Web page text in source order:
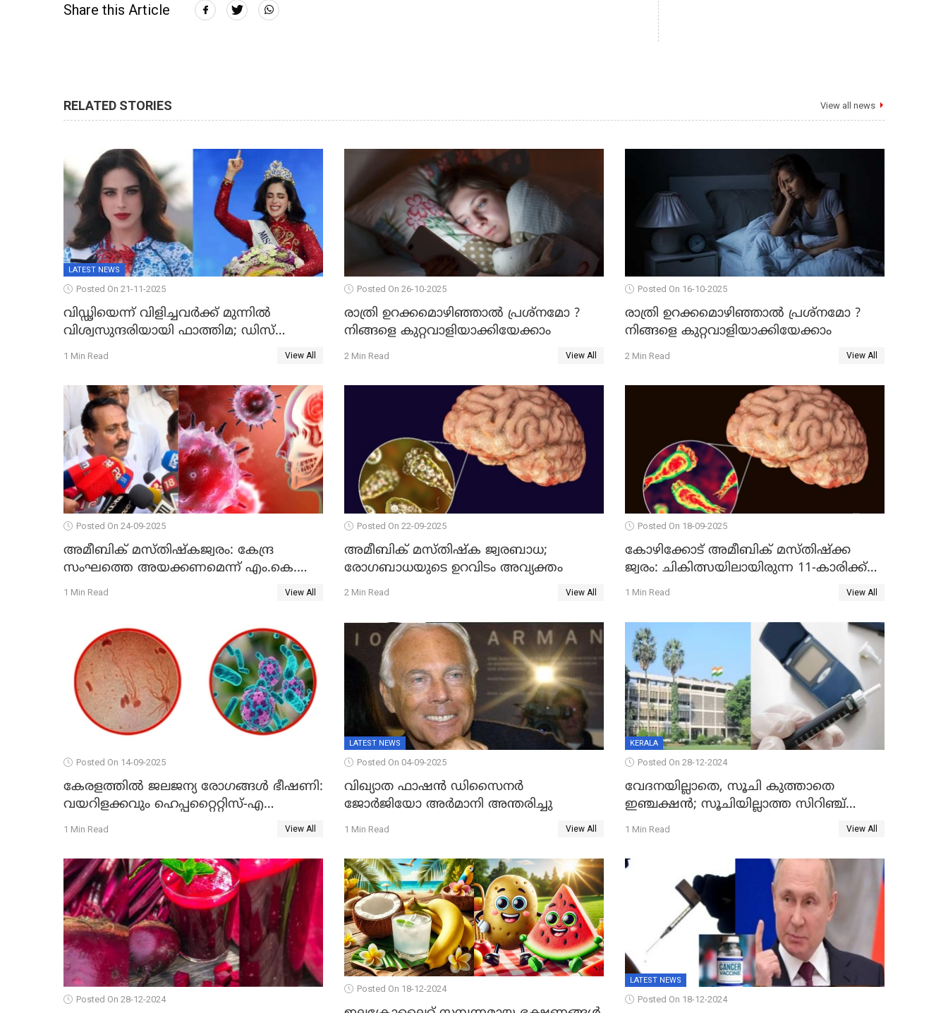
Share this Article
RELATED STORIES View all news
LATEST NEWS
Posted On 21-11-2025
വിഡ്ഢിയെന്ന് വിളിച്ചവര്‍ക്ക് മുന്നില്‍
വിശ്വസുന്ദരിയായി ഫാത്തിമ; ഡിസ്​
ലക്സിയെയും എഡിഎച്ച്ഡിയെയും
1 Min Read View All
Posted On 26-10-2025
രാത്രി ഉറക്കമൊഴിഞ്ഞാൽ പ്രശ്നമോ ?
നിങ്ങളെ കുറ്റവാളിയാക്കിയേക്കാം
2 Min Read View All
Posted On 16-10-2025
രാത്രി ഉറക്കമൊഴിഞ്ഞാൽ പ്രശ്നമോ ?
നിങ്ങളെ കുറ്റവാളിയാക്കിയേക്കാം
2 Min Read View All
Posted On 24-09-2025
അമീബിക് മസ്തിഷ്കജ്വരം: കേന്ദ്ര
സംഘത്തെ അയക്കണമെന്ന് എം.കെ.
രാഘവൻ എം.പി
1 Min Read View All
Posted On 22-09-2025
അമീബിക് മസ്തിഷ്ക ജ്വരബാധ;
രോഗബാധയുടെ ഉറവിടം അവ്യക്തം
2 Min Read View All
Posted On 18-09-2025
കോഴിക്കോട് അമീബിക് മസ്തിഷ്‌ക്ക
ജ്വരം: ചികിത്സയിലായിരുന്ന 11-കാരിക്ക്
രോഗമുക്തി
1 Min Read View All
Posted On 14-09-2025
കേരളത്തിൽ ജലജന്യ രോഗങ്ങൾ ഭീഷണി:
വയറിളക്കവും ഹെപ്പറ്റൈറ്റിസ്-എ
മരണങ്ങളും വർധിക്കുന്നു -
1 Min Read View All
LATEST NEWS
Posted On 04-09-2025
വിഖ്യാത ഫാഷന്‍ ഡിസൈനര്‍
ജോര്‍ജിയോ അര്‍മാനി അന്തരിച്ചു
1 Min Read View All
KERALA
Posted On 28-12-2024
വേദനയില്ലാതെ, സൂചി കുത്താതെ
ഇഞ്ചക്ഷൻ; സൂചിയില്ലാത്ത സിറിഞ്ച്
കണ്ടുപിടിച്ച് ബോംബെ ഐഐടി
1 Min Read View All
Posted On 28-12-2024
Posted On 18-12-2024
LATEST NEWS
Posted On 18-12-2024